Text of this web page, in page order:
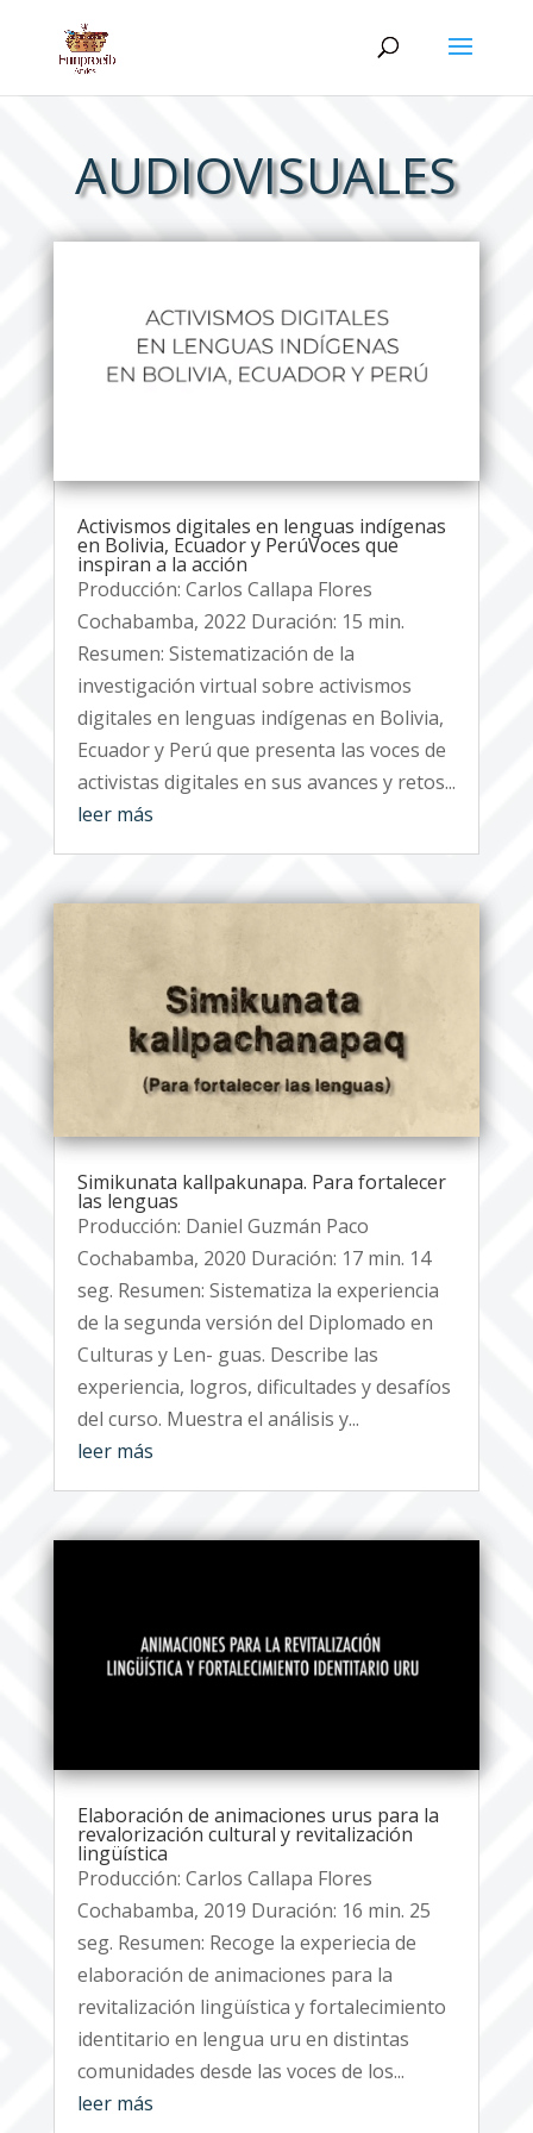
AUDIOVISUALES
Activismos digitales en lenguas indígenas
en Bolivia, Ecuador y PerúVoces que
inspiran a la acción
Producción: Carlos Callapa Flores
Cochabamba, 2022 Duración: 15 min.
Resumen: Sistematización de la
investigación virtual sobre activismos
digitales en lenguas indígenas en Bolivia,
Ecuador y Perú que presenta las voces de
activistas digitales en sus avances y retos...
leer más
Simikunata kallpakunapa. Para fortalecer
las lenguas
Producción: Daniel Guzmán Paco
Cochabamba, 2020 Duración: 17 min. 14
seg. Resumen: Sistematiza la experiencia
de la segunda versión del Diplomado en
Culturas y Len- guas. Describe las
experiencia, logros, dificultades y desafíos
del curso. Muestra el análisis y...
leer más
Elaboración de animaciones urus para la
revalorización cultural y revitalización
lingüística
Producción: Carlos Callapa Flores
Cochabamba, 2019 Duración: 16 min. 25
seg. Resumen: Recoge la experiecia de
elaboración de animaciones para la
revitalización lingüística y fortalecimiento
identitario en lengua uru en distintas
comunidades desde las voces de los...
leer más